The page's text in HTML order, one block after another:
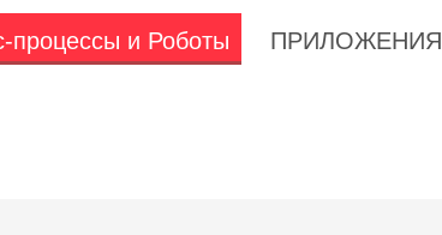
процессы и Роботы ПРИЛОЖЕНИЯ